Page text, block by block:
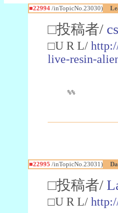
■22994/inTopicNo.23030)
□投稿者/
□U R L/
live-resin-
%%
■22995 /inTopicNo.23031)
□投稿者/
□U R L/